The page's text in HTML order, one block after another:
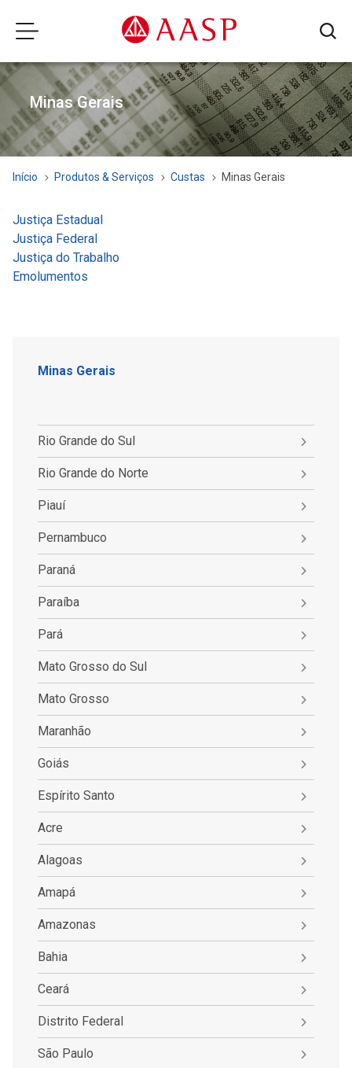
Minas Gerais
Início Produtos & Serviços Custas Minas Gerais
Justiça Estadual
Justiça Federal
Justiça do Trabalho
Emolumentos
Minas Gerais
Rio Grande do Sul
Rio Grande do Norte
Piauí
Pernambuco
Paraná
Paraíba
Pará
Mato Grosso do Sul
Mato Grosso
Maranhão
Goiás
Espírito Santo
Acre
Alagoas
Amapá
Amazonas
Bahia
Ceará
Distrito Federal
São Paulo